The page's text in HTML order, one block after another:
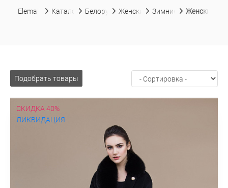
Elema Каталог Белорусская женская одежда
Женские пальтоЗимние женские
Женские
Подобрать товары
СКИДКА 40%
ЛИКВИДАЦИЯ